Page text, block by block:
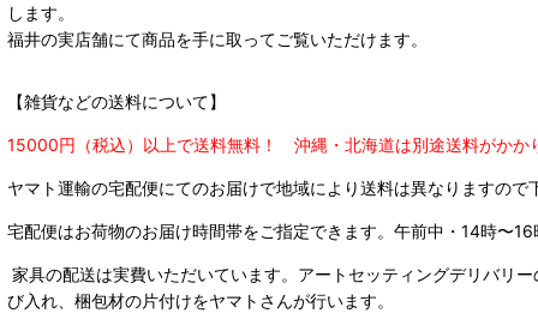
します。
福井の実店舗にて商品を手に取ってご覧いただけます。
【雑貨などの送料について】
15000円（税込）以上で送料無料！ 沖縄・北海道は別途送料がかか
ヤマト運輸の宅配便にてのお届けで地域により送料は異なりますので
宅配便はお荷物のお届け時間帯をご指定できます。 午前中・14時〜
家具の配送は実費いただいています。アートセッティングデリバリ
び入れ、梱包材の片付けをヤマトさんが行います。